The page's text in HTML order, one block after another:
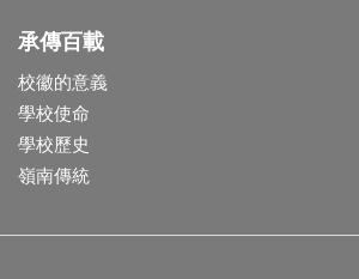
承傳百載
校徽的意義
學校使命
學校歷史
嶺南傳統